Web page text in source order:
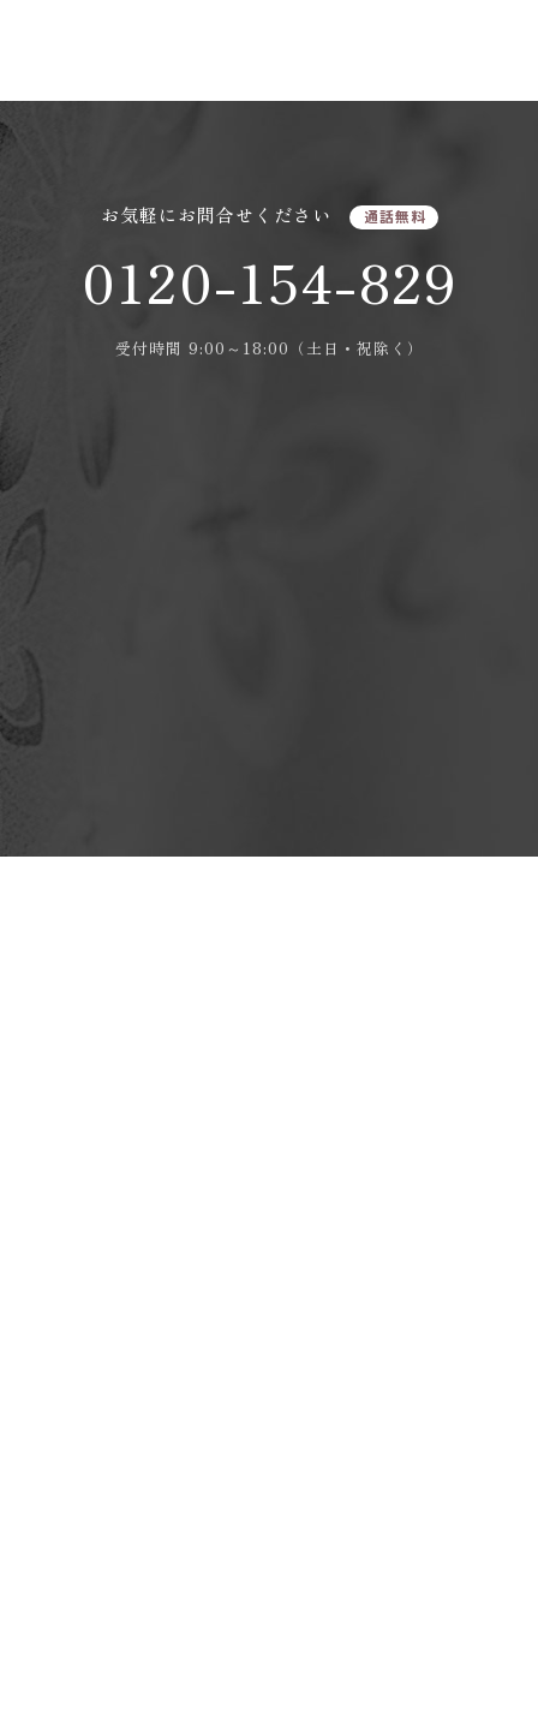
お気軽にお問合せください 通話無料
0120-154-829
受付時間 9:00～18:00（土日・祝除く）